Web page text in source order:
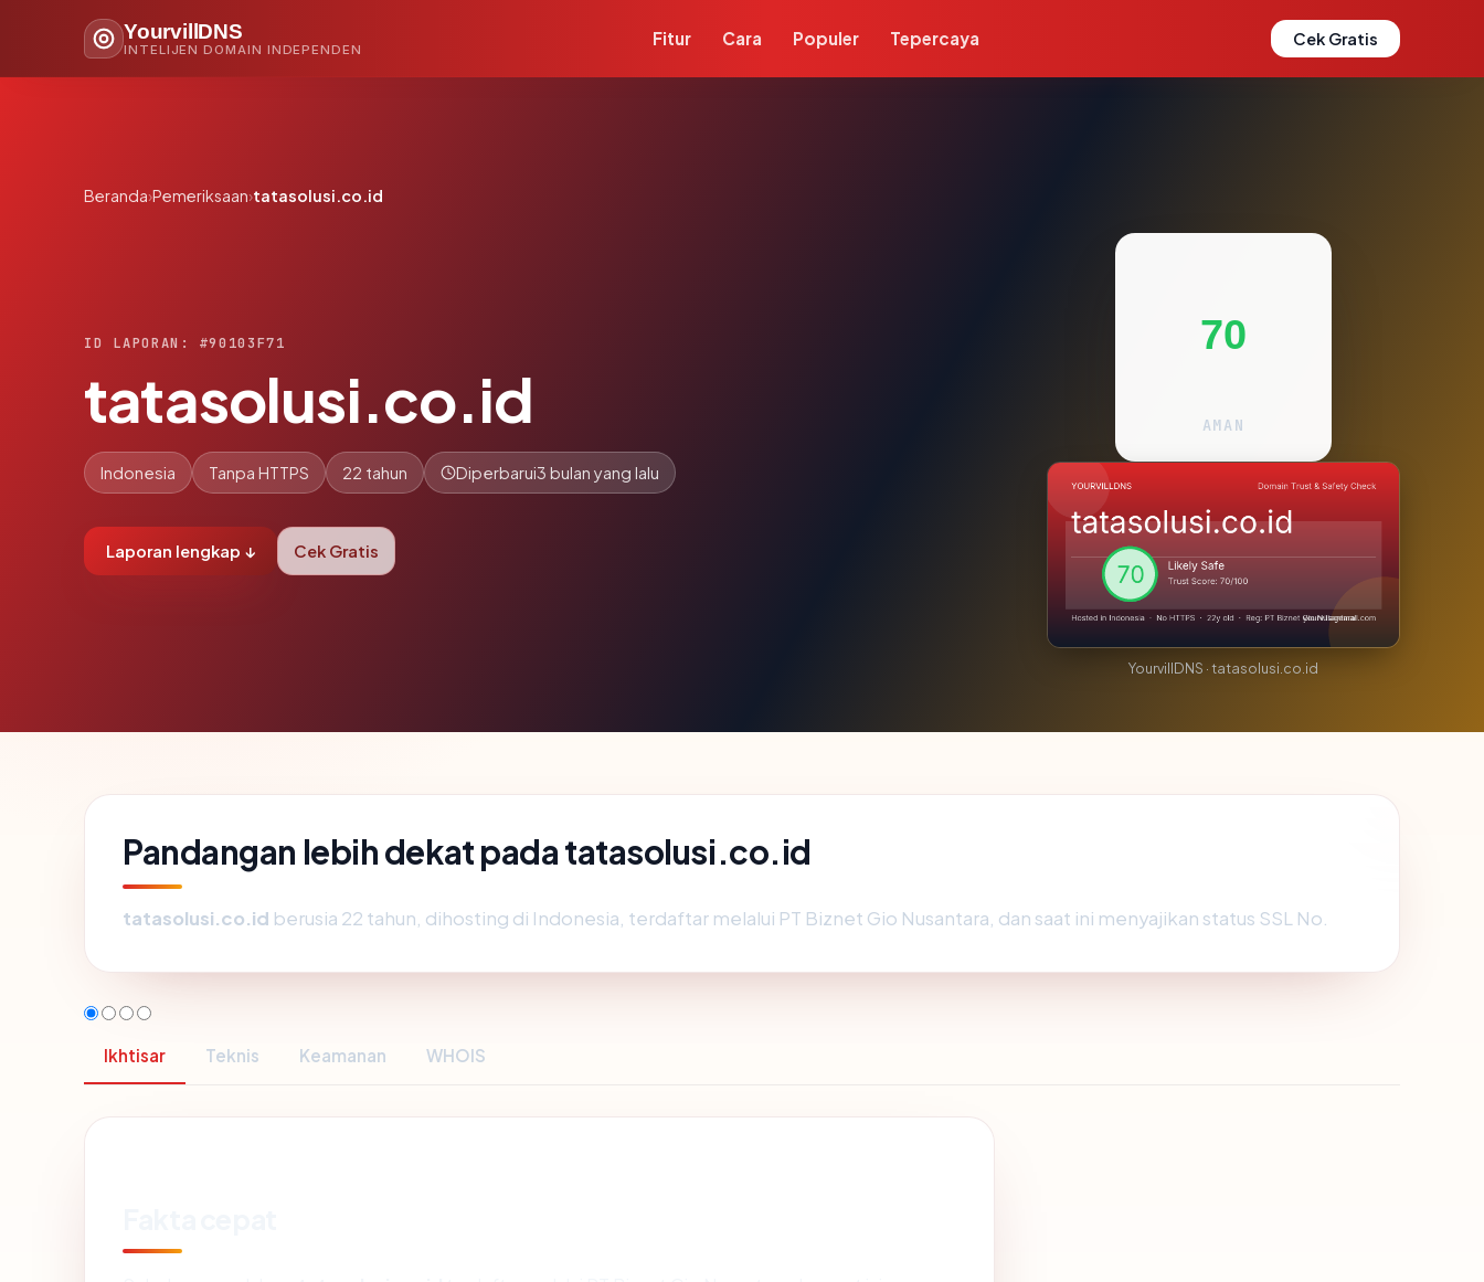
YourvillDNS
INTELIJEN DOMAIN INDEPENDEN
Fitur Cara Populer Tepercaya Cek Gratis
Beranda›Pemeriksaan›tatasolusi.co.id
ID LAPORAN: #90103F71
tatasolusi.co.id
Indonesia Tanpa HTTPS 22 tahun Diperbarui3 bulan yang lalu
Laporan lengkap ↓ Cek Gratis
70
AMAN
YourvillDNS · tatasolusi.co.id
Pandangan lebih dekat pada tatasolusi.co.id
tatasolusi.co.id berusia 22 tahun, dihosting di Indonesia, terdaftar melalui PT Biznet Gio Nusantara, dan saat ini menyajikan status SSL No.
Ikhtisar Teknis Keamanan WHOIS